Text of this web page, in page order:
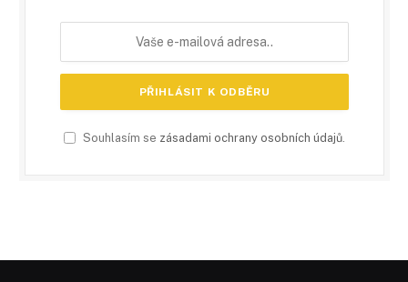
Souhlasím se zásadami ochrany osobních údajů.